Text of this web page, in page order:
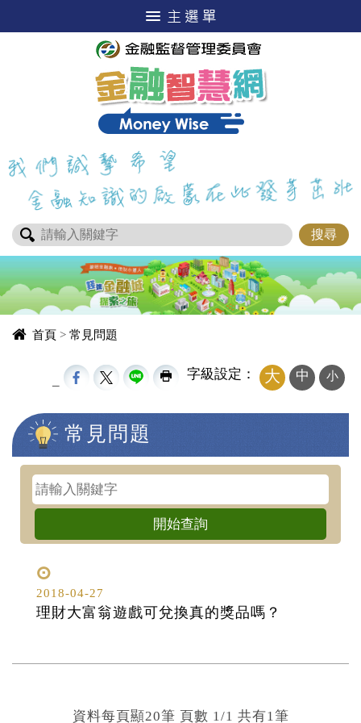
首頁 > 常見問題
字級設定： 大 中 小
常見問題
中央內容區塊
2018-04-27
理財大富翁遊戲可兌換真的獎品嗎？
資料每頁顯20筆 頁數 1/1 共有1筆